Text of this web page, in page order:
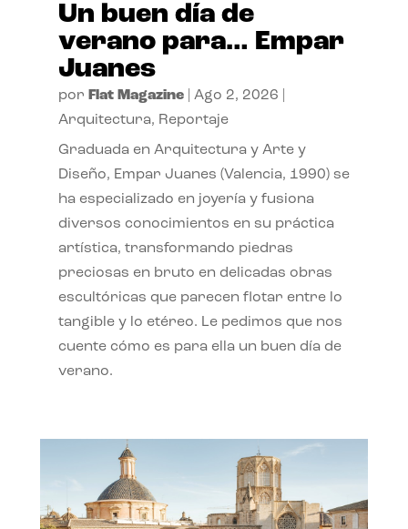
Un buen día de
verano para… Empar
Juanes
por Flat Magazine| Ago 2, 2026
Arquitectura, Reportaje
Graduada en Arquitectura y Arte y
Diseño, Empar Juanes (Valencia, 1990) se
ha especializado en joyería y fusiona
diversos conocimientos en su práctica
artística, transformando piedras
preciosas en bruto en delicadas obras
escultóricas que parecen flotar entre lo
tangible y lo etéreo. Le pedimos que nos
cuente cómo es para ella un buen día de
verano.